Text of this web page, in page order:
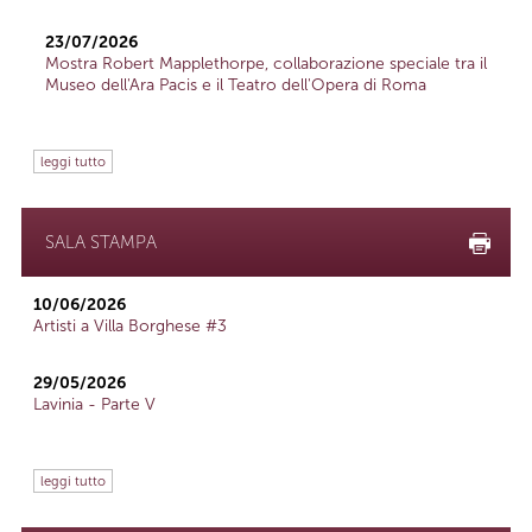
23/07/2026
Mostra Robert Mapplethorpe, collaborazione speciale tra il
Museo dell'Ara Pacis e il Teatro dell'Opera di Roma
leggi tutto
SALA STAMPA
10/06/2026
Artisti a Villa Borghese #3
29/05/2026
Lavinia - Parte V
leggi tutto